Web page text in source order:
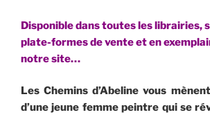
Disponible dans toutes les librairies,
plate-formes de vente et en
notre site…
Les Chemins d’Abelinevous
d’une jeune femme peintre qui se